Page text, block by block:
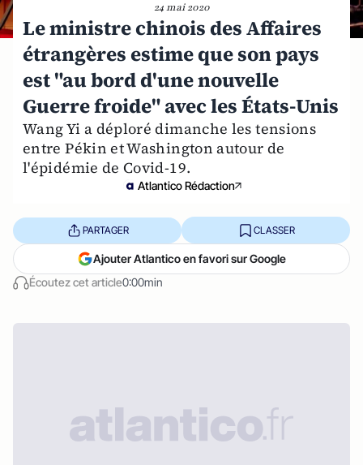
24 mai 2020
Le ministre chinois des Affaires
étrangères estime que son pays
est "au bord d'une nouvelle
Guerre froide" avec les États-Unis
Wang Yi a déploré dimanche les tensions
entre Pékin et Washington autour de
l'épidémie de Covid-19.
Atlantico Rédaction
Écoutez cet article0:00min
PARTAGER CLASSER
Ajouter Atlantico en favori sur Google